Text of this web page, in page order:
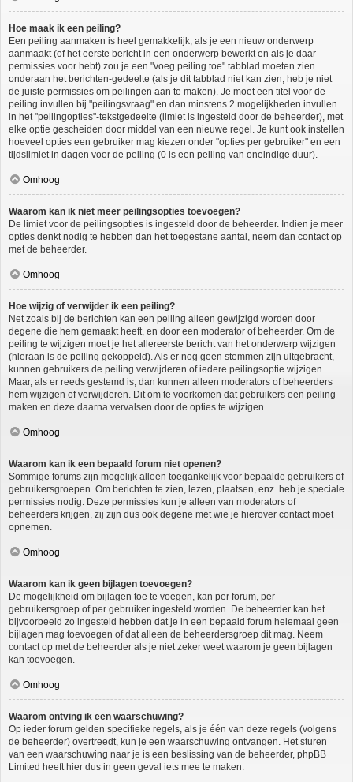
Hoe maak ik een peiling?
Een peiling aanmaken is heel gemakkelijk, als je een nieuw onderwerp
aanmaakt (of het eerste bericht in een onderwerp bewerkt en als je daar
permissies voor hebt) zou je een "voeg peiling toe" tabblad moeten zien
onderaan het berichten-gedeelte (als je dit tabblad niet kan zien, heb je niet
de juiste permissies om peilingen aan te maken). Je moet een titel voor de
peiling invullen bij "peilingsvraag" en dan minstens 2 mogelijkheden invullen
in het "peilingopties"-tekstgedeelte (limiet is ingesteld door de beheerder), met
elke optie gescheiden door middel van een nieuwe regel. Je kunt ook instellen
hoeveel opties een gebruiker mag kiezen onder "opties per gebruiker" en een
tijdslimiet in dagen voor de peiling (0 is een peiling van oneindige duur).
Omhoog
Waarom kan ik niet meer peilingsopties toevoegen?
De limiet voor de peilingsopties is ingesteld door de beheerder. Indien je meer
opties denkt nodig te hebben dan het toegestane aantal, neem dan contact op
met de beheerder.
Omhoog
Hoe wijzig of verwijder ik een peiling?
Net zoals bij de berichten kan een peiling alleen gewijzigd worden door
degene die hem gemaakt heeft, en door een moderator of beheerder. Om de
peiling te wijzigen moet je het allereerste bericht van het onderwerp wijzigen
(hieraan is de peiling gekoppeld). Als er nog geen stemmen zijn uitgebracht,
kunnen gebruikers de peiling verwijderen of iedere peilingsoptie wijzigen.
Maar, als er reeds gestemd is, dan kunnen alleen moderators of beheerders
hem wijzigen of verwijderen. Dit om te voorkomen dat gebruikers een peiling
maken en deze daarna vervalsen door de opties te wijzigen.
Omhoog
Waarom kan ik een bepaald forum niet openen?
Sommige forums zijn mogelijk alleen toegankelijk voor bepaalde gebruikers of
gebruikersgroepen. Om berichten te zien, lezen, plaatsen, enz. heb je speciale
permissies nodig. Deze permissies kun je alleen van moderators of
beheerders krijgen, zij zijn dus ook degene met wie je hierover contact moet
opnemen.
Omhoog
Waarom kan ik geen bijlagen toevoegen?
De mogelijkheid om bijlagen toe te voegen, kan per forum, per
gebruikersgroep of per gebruiker ingesteld worden. De beheerder kan het
bijvoorbeeld zo ingesteld hebben dat je in een bepaald forum helemaal geen
bijlagen mag toevoegen of dat alleen de beheerdersgroep dit mag. Neem
contact op met de beheerder als je niet zeker weet waarom je geen bijlagen
kan toevoegen.
Omhoog
Waarom ontving ik een waarschuwing?
Op ieder forum gelden specifieke regels, als je één van deze regels (volgens
de beheerder) overtreedt, kun je een waarschuwing ontvangen. Het sturen
van een waarschuwing naar je is een beslissing van de beheerder, phpBB
Limited heeft hier dus in geen geval iets mee te maken.